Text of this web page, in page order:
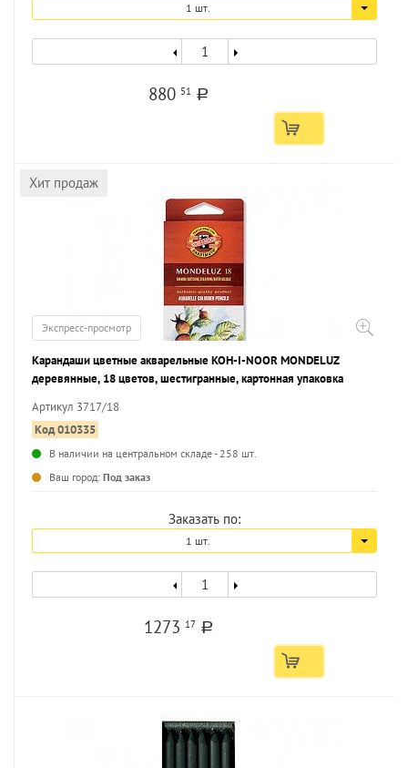
1 шт.
880 51 a
Хит продаж
Экспресс-просмотр
Карандаши цветные акварельные KOH-I-NOOR MONDELUZ
деревянные, 18 цветов, шестигранные, картонная упаковка
Артикул 3717/18
Код 010335
В наличии на центральном складе - 258 шт.
Ваш город: Под заказ
Заказать по:
1 шт.
1273 17 a